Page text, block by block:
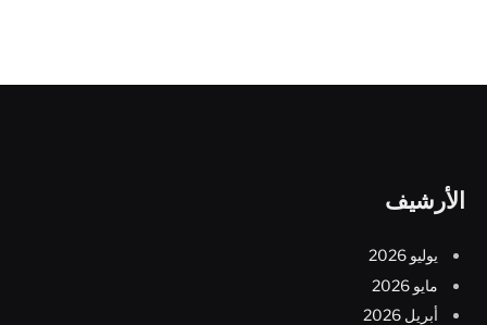
الأرشيف
يوليو 2026
مايو 2026
أبريل 2026